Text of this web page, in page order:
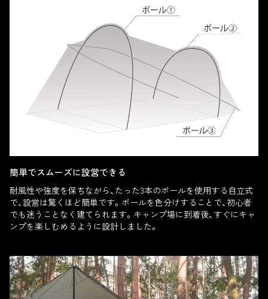
簡単でスムーズに設営できる
耐風性や強度を保ちながら、たった3本のポールを使用する自立式
で、設営は驚くほど簡単です。ポールを色分けすることで、初心者
でも迷うことなく建てられます。キャンプ場に到着後、すぐにキャ
ンプを楽しむめるように設計しました。